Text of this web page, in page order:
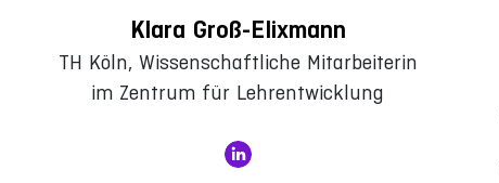
Klara Groß-Elixmann
TH Köln, Wissenschaftliche Mitarbeiterin
im Zentrum für Lehrentwicklung